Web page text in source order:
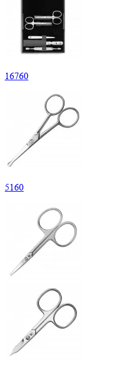
16760
5160